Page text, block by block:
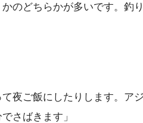
のどちらかが多いです。釣
夜ご飯にしたりします。ア
さばきます」